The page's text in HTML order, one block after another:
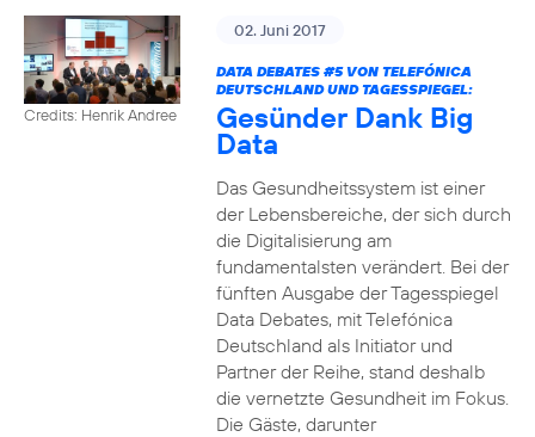
Credits: Henrik Andree
02. Juni 2017
DATA DEBATES #5VON TELEFÓNICA
DEUTSCHLAND UND TAGESSPIEGEL:
Gesünder Dank Big
Data
Das Gesundheitssystem ist einer
der Lebensbereiche, der sich durch
die Digitalisierung am
fundamentalsten verändert. Bei der
fünften Ausgabe der Tagesspiegel
Data Debates, mit Telefónica
Deutschland als Initiator und
Partner der Reihe, stand deshalb
die vernetzte Gesundheit im Fokus.
Die Gäste, darunter